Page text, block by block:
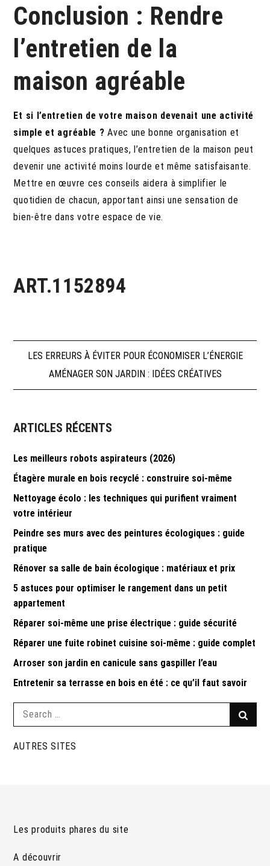
Conclusion : Rendre
l’entretien de la
maison agréable
Et si l’entretien de votre maison devenait une activité
simple et agréable ? Avec une bonne organisation et
quelques astuces pratiques, l’entretien de la maison peut
devenir une activité moins lourde et même satisfaisante.
Mettre en œuvre ces conseils aidera à simplifier le
quotidien de chacun, apportant ainsi une sensation de
bien-être dans votre espace de vie.
ART.1152894
Navigation
de
l’article
LES ERREURS À ÉVITER POUR ÉCONOMISER L’ÉNERGIE
AMÉNAGER SON JARDIN : IDÉES CRÉATIVES
ARTICLES RÉCENTS
Les meilleurs robots aspirateurs (2026)
Étagère murale en bois recyclé : construire soi-même
Nettoyage écolo : les techniques qui purifient vraiment
votre intérieur
Peindre ses murs avec des peintures écologiques : guide
pratique
Rénover sa salle de bain écologique : matériaux et prix
5 astuces pour optimiser le rangement dans un petit
appartement
Réparer soi-même une prise électrique : guide sécurité
Réparer une fuite robinet cuisine soi-même : guide complet
Arroser son jardin en canicule sans gaspiller l’eau
Entretenir sa terrasse en bois en été : ce qu’il faut savoir
Search
AUTRES SITES
Les produits phares du site
A découvrir